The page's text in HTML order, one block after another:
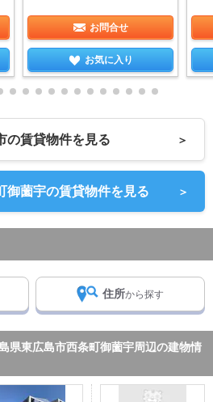
お問合せ
お気に入り
の賃貸物件を見る ＞
御薗宇の賃貸物件を見る ＞
住所から探す
県東広島市西条町御薗宇周辺の建物情